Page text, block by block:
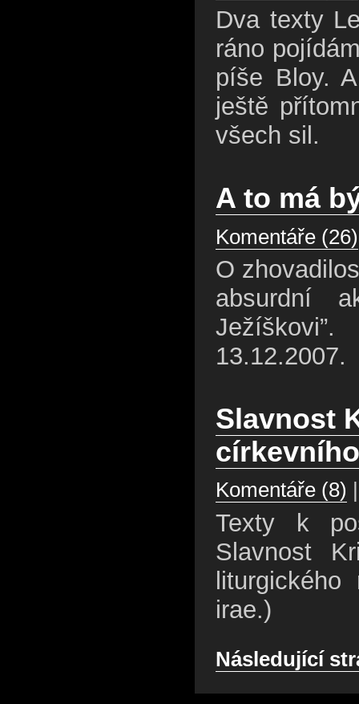
Dva texty
ráno
píše Bloy.
ještě
všech sil.
A to má
Komentáře (26)
O
absurdní
13.12.2007.
Slavnost
Komentáře (8)
Texty k
Slavnost
irae.)
Následující